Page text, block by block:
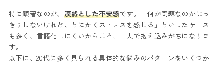
特に顕著なのが、 漠然とした不安感です。「何が問題なのかはっ
きりしないけれど、とにかくストレスを感じる」といったケース
も多く、言語化しにくいからこそ、一人で抱え込みがちになりま
す。
以下に、20代に多く見られる具体的な悩みのパターンをいくつか